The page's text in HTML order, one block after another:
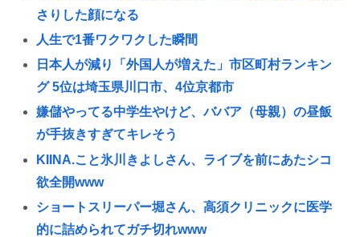
さりした顔になる
人生で1番ワクワクした瞬間
日本人が減り「外国人が増えた」市区町村ランキン
グ 5位は埼玉県川口市、4位京都市
嫌儲やってる中学生やけど、ババア（母親）の昼飯
が手抜きすぎてキレそう
KIINA.こと氷川きよしさん、ライブを前にあたシコ
欲全開www
ショートスリーパー堀さん、高須クリニックに医学
的に詰められてガチ切れwww